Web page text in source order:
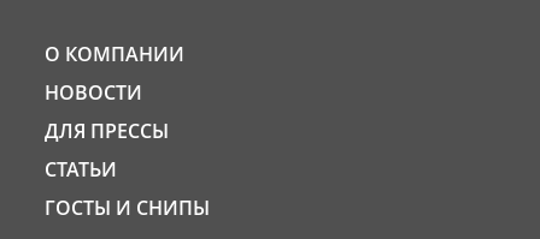
О КОМПАНИИ
НОВОСТИ
ДЛЯ ПРЕССЫ
СТАТЬИ
ГОСТЫ И СНИПЫ